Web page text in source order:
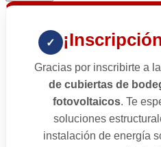
✓
Gracias por inscribirte a
de cubiertas de
fotovoltaicos. Te
soluciones
instalación de energía